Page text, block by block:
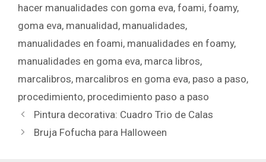
hacer manualidades con goma eva, foami, foamy,
goma eva, manualidad, manualidades,
manualidades en foami, manualidades en foamy,
manualidades en goma eva, marca libros,
marcalibros, marcalibros en goma eva, paso a paso,
procedimiento, procedimiento paso a paso
Pintura decorativa: Cuadro Trio de Calas
Bruja Fofucha para Halloween